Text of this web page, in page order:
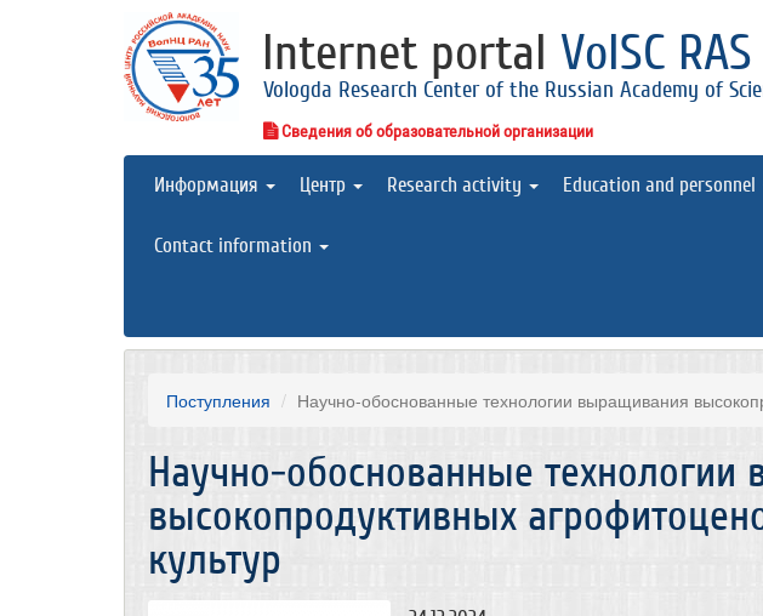
Internet portal VolSC RAS
Vologda Research Center of the Russian Academy of
Сведения об образовательной организации
Информация Центр Research activity Education and personnel
Contact information
Поступления Научно-обоснованные технологии выращивания
Научно-обоснованные технологии
высокопродуктивных
культур